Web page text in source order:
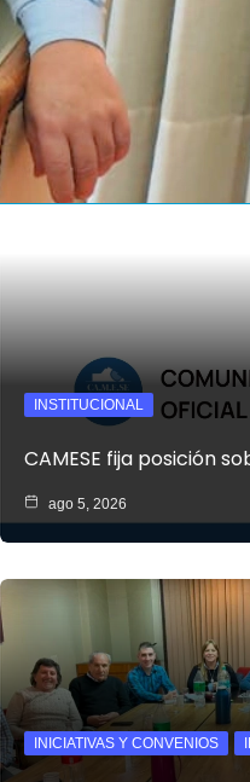
INSTITUCIONAL
CAMESE fija posición
ago 5, 2026
INICIATIVAS Y CONVENIOS